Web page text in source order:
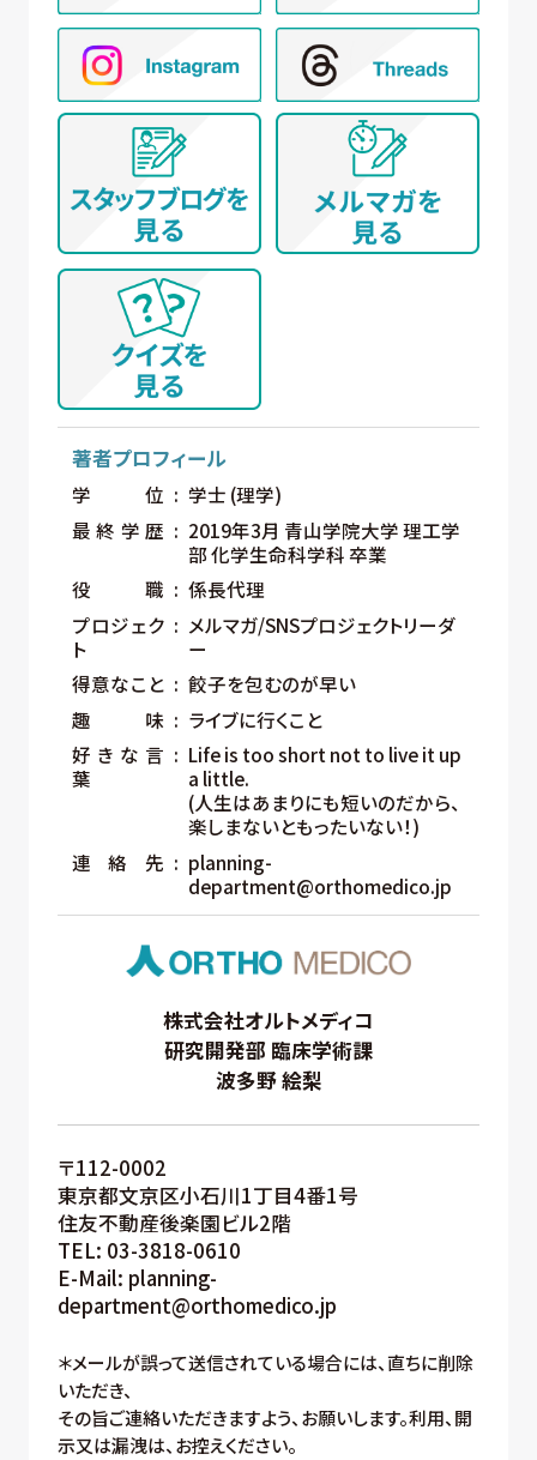
著者プロフィール
学位
学士 (理学)
最終学歴
2019年3月 青山学院大学 理工学
部 化学生命科学科 卒業
役職
係長代理
プロジェク
ト
メルマガ/SNSプロジェクトリーダ
ー
得意なこと
餃子を包むのが早い
趣味
ライブに行くこと
好きな言
葉
Life is too short not to live it up
a little.
(人生はあまりにも短いのだから、
楽しまないともったいない！)
連絡先
planning-
department@orthomedico.jp
株式会社オルトメディコ
研究開発部 臨床学術課
波多野 絵梨
〒112-0002
東京都文京区小石川1丁目4番1号
住友不動産後楽園ビル2階
TEL: 03-3818-0610
E-Mail: planning-
department@orthomedico.jp
＊メールが誤って送信されている場合には、直ちに削除
いただき、
その旨ご連絡いただきますよう、お願いします。利用、開
示又は漏洩は、お控えください。